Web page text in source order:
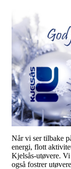
Når vi ser tilbake
energi, flott
Kjelsås-utøvere.
også fostrer